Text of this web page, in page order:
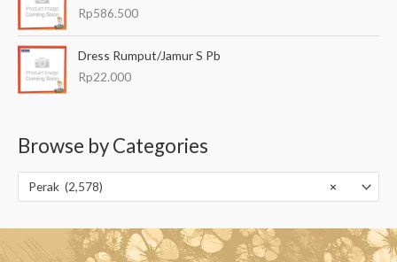
Rp586.500
Dress Rumput/Jamur S Pb
Rp22.000
Browse by Categories
×
Perak (2,578)